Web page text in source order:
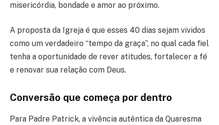
misericórdia, bondade e amor ao próximo.
A proposta da Igreja é que esses 40 dias sejam vividos
como um verdadeiro “tempo da graça”, no qual cada fiel
tenha a oportunidade de rever atitudes, fortalecer a fé
e renovar sua relação com Deus.
Conversão que começa por dentro
Para Padre Patrick, a vivência autêntica da Quaresma